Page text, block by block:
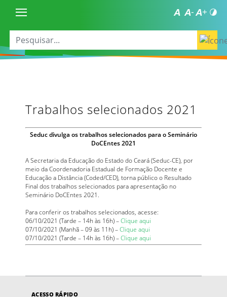
Trabalhos selecionados 2021
Seduc divulga os trabalhos selecionados para o Seminário
DoCEntes 2021
A Secretaria da Educação do Estado do Ceará (Seduc-CE), por
meio da Coordenadoria Estadual de Formação Docente e
Educação a Distância (Coded/CED), torna público o Resultado
Final dos trabalhos selecionados para apresentação no
Seminário DoCEntes 2021.
Para conferir os trabalhos selecionados, acesse:
06/10/2021 (Tarde – 14h às 16h) –Clique aqui
07/10/2021 (Manhã – 09 às 11h) –Clique aqui
07/10/2021 (Tarde – 14h às 16h) –Clique aqui
ACESSO RÁPIDO